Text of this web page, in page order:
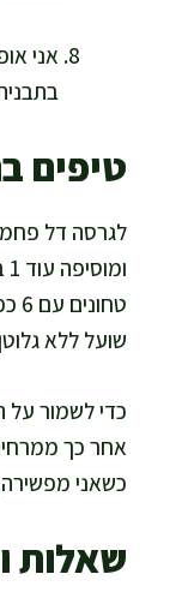
טיפים
שועל ללא גלוטן או
כדי לשמור על
כשאני מפשירה, אני מחממת 10–15 שניות
שאלות